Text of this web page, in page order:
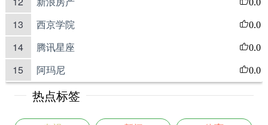
13 西京学院 0.0
14 腾讯星座 0.0
15 阿玛尼 0.0
热点标签